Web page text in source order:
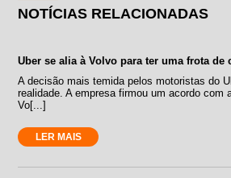
NOTÍCIAS RELACIONADAS
Uber se alia à Volvo para ter uma frota de
A decisão mais temida pelos motoristas do
realidade. A empresa firmou um acordo com
Vo[...]
LER MAIS